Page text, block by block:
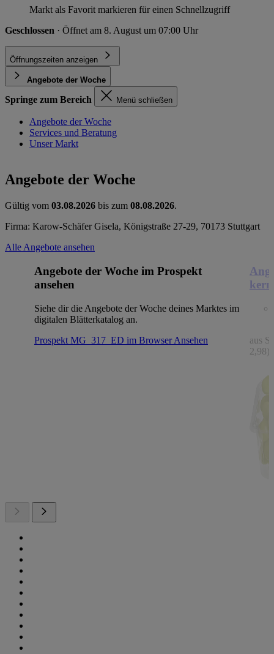
Markt als Favorit markieren für einen Schnellzugriff
Geschlossen · Öffnet am 8. August um 07:00 Uhr
Öffnungszeiten anzeigen
Angebote der Woche
Springe zum Bereich Menü schließen
Angebote der Woche
Services und Beratung
Unser Markt
Angebote der Woche
Gültig vom 03.08.2026 bis zum 08.08.2026.
Firma: Karow-Schäfer Gisela, Königstraße 27-29, 70173 Stuttgart
Alle Angebote ansehen
Angebote der Woche im Prospekt
ansehen
Siehe dir die Angebote der Woche deines Marktes im
digitalen Blätterkatalog an.
Prospekt MG_317_ED im BrowserAnsehen
aus
2,98)